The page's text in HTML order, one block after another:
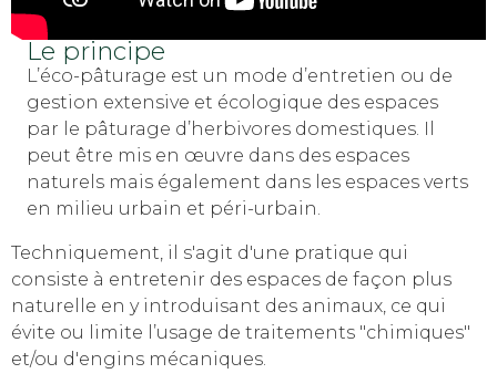
Le principe
L’éco-pâturage est un mode d’entretien ou de
gestion extensive et écologique des espaces
par le pâturage d’herbivores domestiques. Il
peut être mis en œuvre dans des espaces
naturels mais également dans les espaces verts
en milieu urbain et péri-urbain.
Techniquement, il s'agit d'une pratique qui
consiste à entretenir des espaces de façon plus
naturelle en y introduisant des animaux, ce qui
évite ou limite l’usage de traitements "chimiques"
et/ou d'engins mécaniques.